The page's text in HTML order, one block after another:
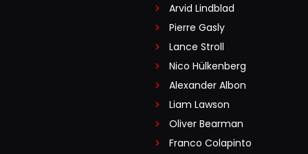
Arvid Lindblad
Pierre Gasly
Lance Stroll
Nico Hülkenberg
Alexander Albon
Liam Lawson
Oliver Bearman
Franco Colapinto